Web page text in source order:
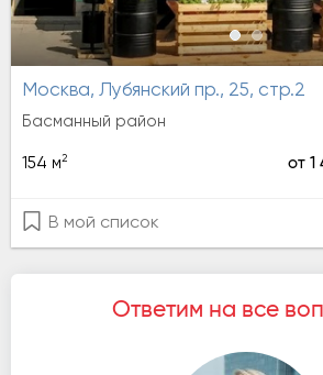
Москва, Лубянский пр., 25, стр.2
Басманный район
154 м2 от 1
В мой список
Ответим на все